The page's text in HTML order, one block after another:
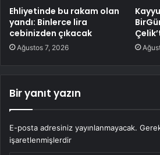
Ehliyetinde bu rakam olan
yandı: Binlerce lira
cebinizden çıkacak
Ağustos 7, 2026
Bir yanıt yazın
E-posta adresiniz yayınlanmayacak.
işaretlenmişlerdir